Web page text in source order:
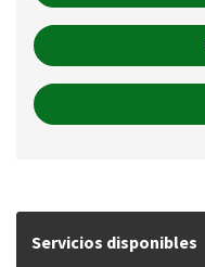
Servicios disponibles